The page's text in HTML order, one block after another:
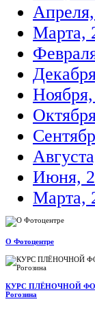
Марта,
Июня,
Марта,
О Фотоцентре
КУРС ПЛЁНОЧНОЙ
Рогозина